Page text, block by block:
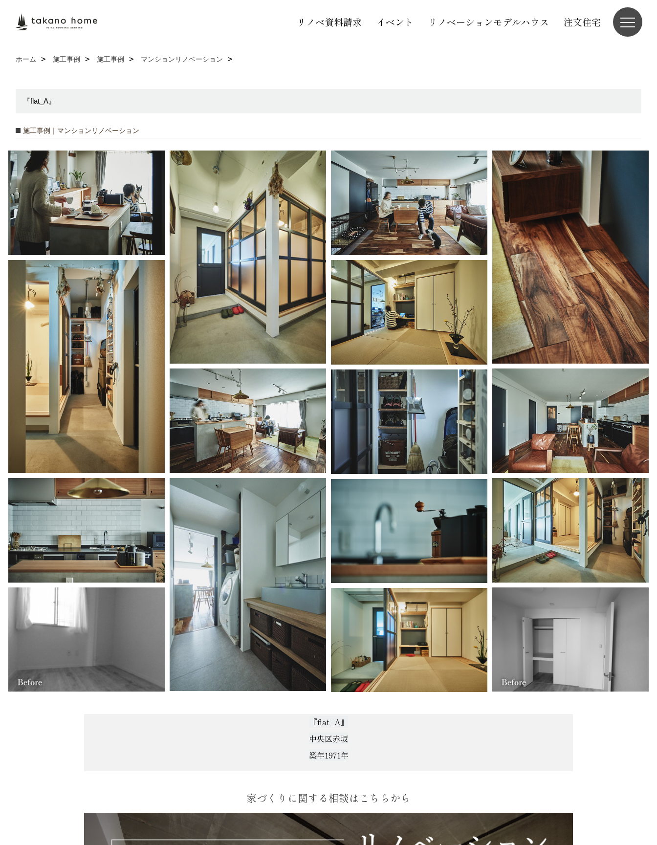
リノベ資料請求 イベント リノベーションモデルハウス 注文住宅
ホーム 施工事例 施工事例 マンションリノベーション
『flat_A』
施工事例｜マンションリノベーション
『flat_A』
中央区赤坂
築年1971年
家づくりに関する相談はこちらから